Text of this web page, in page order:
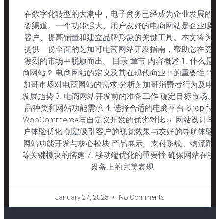
在数字化转型的大潮中，电子商务已经成为企业发展的重
要渠道。一个功能强大、用户友好的电商网站是企业吸引
客户、提高销量和建立品牌形象的关键工具。本文将为您
提供一份全面的芝加哥电商网站开发指南，帮助您在竞争
激烈的市场中脱颖而出。 目录 章节 内容概述 1. 什么是
商网站？ 电商网站的定义及其在现代商业中的重要性 2.
加哥市场对电商网站的需求 分析芝加哥消费者行为及电
发展趋势 3. 电商网站开发前的准备工作 确定目标市场、
品种类和网站功能需求 4. 选择合适的电商平台 Shopify、
WooCommerce与自定义开发的优劣对比 5. 网站设计与
户体验优化 创建吸引客户的视觉效果与友好的导航体验
网站功能开发与核心模块 产品展示、支付系统、物流跟
等关键模块的搭建 7. 移动端优化的重要性 确保网站在移
设备上的完美表现
January 27, 2025 No Comments